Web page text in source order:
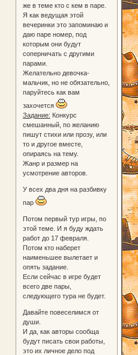
же в теме кто с кем в паре.
Я как ведущая этой
вечеринки это запоминаю и
даю паре номер, под
которым они будут
соперничать с другими
парами.
Желательно девочка-
мальчик, но не обязательно,
паруйтесь как вам
захочется
Задание: Конкурс
смешанный, по желанию
пишут стихи или прозу, или
то и другое вместе,
опираясь на тему.
Жанр и размер на
усмотрение авторов.
У всех два дня на разбивку
пар
Потом первый тур игры, по
этой теме. И я буду ждать
работ до 17 февраля.
Потом кто наберет
наименьшее вылетает и
опять задание.
Если сейчас в игре будет
всего две пары,
следующего тура не будет.
Давайте повеселимся от
души.
И да, как авторы сообща
будут писать свои работы,
это их личное дело под